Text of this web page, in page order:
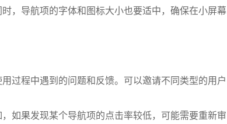
，导航项的字体和图标大小也要适中，确保在小屏幕
过程中遇到的问题和反馈。可以邀请不同类型的用户
如果发现某个导航项的点击率较低，可能需要重新审